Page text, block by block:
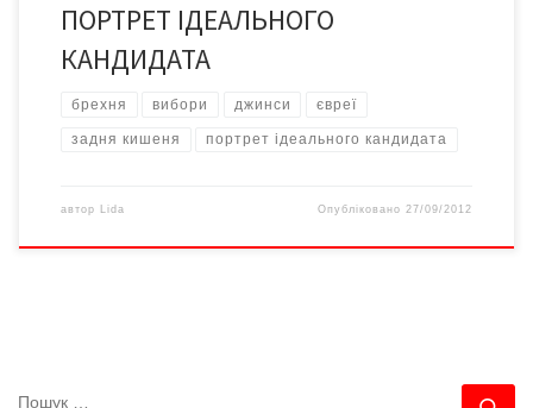
ПОРТРЕТ ІДЕАЛЬНОГО
КАНДИДАТА
брехня вибори джинси євреї
задня кишеня портрет ідеального кандидата
автор Lida Опубліковано27/09/2012
ПОШУК